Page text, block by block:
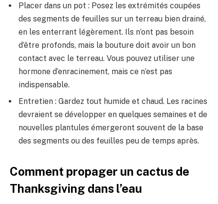
Placer dans un pot : Posez les extrémités coupées
des segments de feuilles sur un terreau bien drainé,
en les enterrant légèrement. Ils n’ont pas besoin
d’être profonds, mais la bouture doit avoir un bon
contact avec le terreau. Vous pouvez utiliser une
hormone d’enracinement, mais ce n’est pas
indispensable.
Entretien : Gardez tout humide et chaud. Les racines
devraient se développer en quelques semaines et de
nouvelles plantules émergeront souvent de la base
des segments ou des feuilles peu de temps après.
Comment propager un cactus de
Thanksgiving dans l’eau